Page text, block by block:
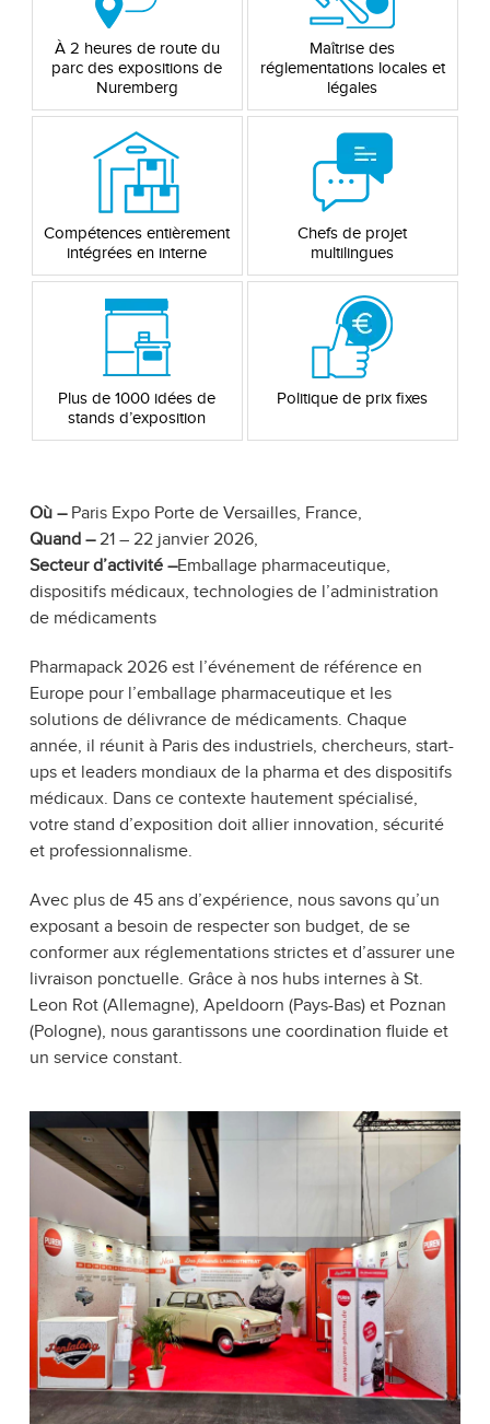
À 2 heures de route du
parc des expositions de
Nuremberg
Maîtrise des
réglementations locales et
légales
Compétences entièrement
intégrées en interne
Chefs de projet
multilingues
Plus de 1000 idées de
stands d’exposition
Politique de prix fixes
Où – Paris Expo Porte de Versailles, France,
Quand –21 – 22 janvier 2026,
Secteur d’activité –Emballage pharmaceutique,
dispositifs médicaux, technologies de l’administration
de médicaments
Pharmapack 2026 est l’événement de référence en
Europe pour l’emballage pharmaceutique et les
solutions de délivrance de médicaments. Chaque
année, il réunit à Paris des industriels, chercheurs, start-
ups et leaders mondiaux de la pharma et des dispositifs
médicaux. Dans ce contexte hautement spécialisé,
votre stand d’exposition doit allier innovation, sécurité
et professionnalisme.
Avec plus de 45 ans d’expérience, nous savons qu’un
exposant a besoin de respecter son budget, de se
conformer aux réglementations strictes et d’assurer une
livraison ponctuelle. Grâce à nos hubs internes à St.
Leon Rot (Allemagne), Apeldoorn (Pays-Bas) et Poznan
(Pologne), nous garantissons une coordination fluide et
un service constant.